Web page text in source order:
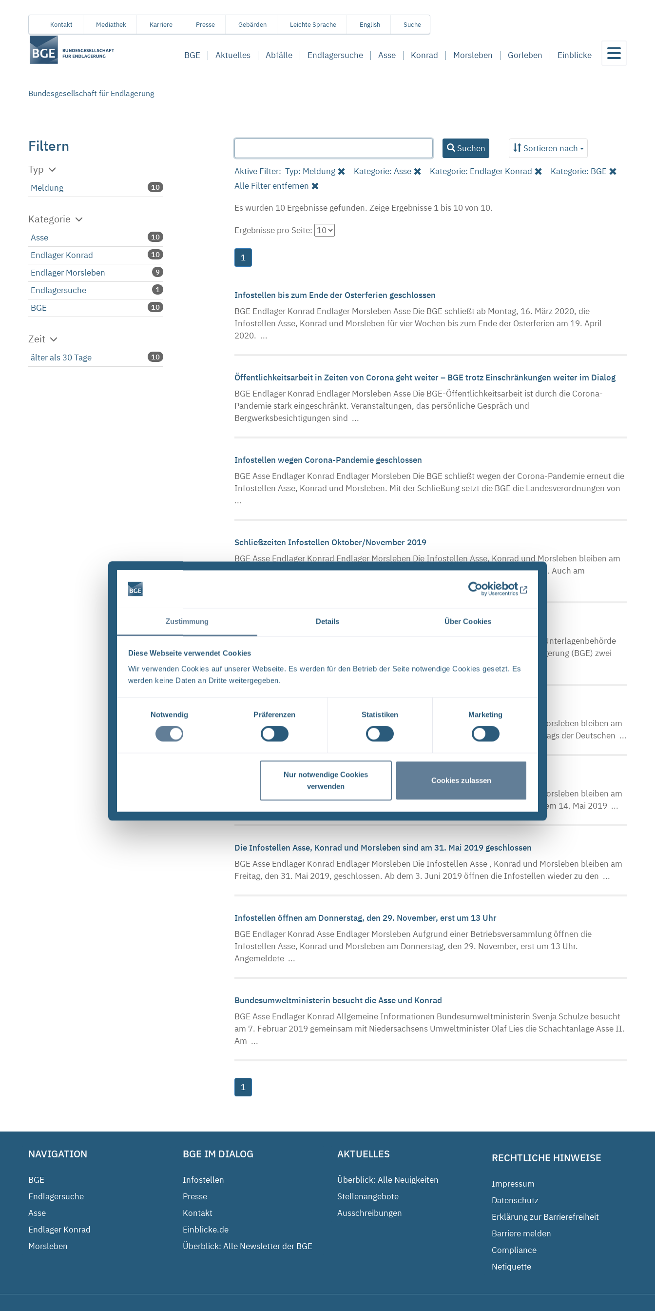
Zustimmung Details Über Cookies
Diese Webseite verwendet Cookies
Wir verwenden Cookies auf unserer Webseite. Es werden für den Betrieb der Seite notwendige Cookies gesetzt. Es
werden keine Daten an Dritte weitergegeben.
Notwendig
Präferenzen Statistiken Marketing
Nur notwendige Cookies
verwenden
Cookies zulassen
InhaltsbereichKontakt Mediathek Karriere Presse Gebärden Leichte Sprache English Suche
BGE Aktuelles Abfälle Endlagersuche Asse Konrad Morsleben Gorleben Einblicke
Bundesgesellschaft für Endlagerung
Suchen Sortieren nach
Filtern
Typ
Meldung 10
Kategorie
Asse 10
Endlager Konrad 10
Endlager Morsleben 9
Endlagersuche 1
BGE 10
Zeit
älter als 30 Tage 10
Aktive Filter: Typ: Meldung Kategorie: Asse Kategorie: Endlager Konrad
Kategorie: BGE
Alle Filter entfernen
Es wurden 10 Ergebnisse gefunden. Zeige Ergebnisse 1 bis 10 von 10.
Ergebnisse pro Seite:
1
Infostellen bis zum Ende der Osterferien geschlossen
BGE Endlager Konrad Endlager Morsleben Asse Die BGE schließt ab Montag, 16. März 2020, die
Infostellen Asse, Konrad und Morsleben für vier Wochen bis zum Ende der Osterferien am 19. April
2020. ...
Öffentlichkeitsarbeit in Zeiten von Corona geht weiter – BGE trotz Einschränkungen weiter im Dialog
BGE Endlager Konrad Endlager Morsleben Asse Die BGE-Öffentlichkeitsarbeit ist durch die Corona-
Pandemie stark eingeschränkt. Veranstaltungen, das persönliche Gespräch und
Bergwerksbesichtigungen sind ...
Infostellen wegen Corona-Pandemie geschlossen
BGE Asse Endlager Konrad Endlager Morsleben Die BGE schließt wegen der Corona-Pandemie erneut die
Infostellen Asse, Konrad und Morsleben. Mit der Schließung setzt die BGE die Landesverordnungen von
...
Schließzeiten Infostellen Oktober/November 2019
BGE Asse Endlager Konrad Endlager Morsleben Die Infostellen Asse, Konrad und Morsleben bleiben am
Mittwoch, den 23. Oktober 2019 aufgrund einer internen Veranstaltung geschlossen. Auch am
Neugier, Skepsis, Verständnis und viele Fragen
BGE Endlager Konrad Endlager Morsleben Endlagersuche Asse Zwischen der Stasi-Unterlagenbehörde
und dem Bundesamt für Strahlenschutz (BfS) hat die Bundesgesellschaft für Endlagerung (BGE) zwei
Tage ...
BGE Asse Endlager Konrad Endlager Morsleben Die Infostellen Asse , Konrad und Morsleben bleiben am
Donnerstag, den 3. Oktober 2019, und Freitag, den 4. Oktober 2019, aufgrund des Tags der Deutschen ...
Die Infostellen Asse, Konrad und Morsleben sind am 13. Mai 2019 geschlossen
BGE Asse Endlager Konrad Endlager Morsleben Die Infostellen Asse , Konrad und Morsleben bleiben am
Montag, den 13. Mai 2019 aufgrund einer internen Veranstaltung geschlossen. Ab dem 14. Mai 2019 ...
Die Infostellen Asse, Konrad und Morsleben sind am 31. Mai 2019 geschlossen
BGE Asse Endlager Konrad Endlager Morsleben Die Infostellen Asse , Konrad und Morsleben bleiben am
Freitag, den 31. Mai 2019, geschlossen. Ab dem 3. Juni 2019 öffnen die Infostellen wieder zu den ...
Infostellen öffnen am Donnerstag, den 29. November, erst um 13 Uhr
BGE Endlager Konrad Asse Endlager Morsleben Aufgrund einer Betriebsversammlung öffnen die
Infostellen Asse, Konrad und Morsleben am Donnerstag, den 29. November, erst um 13 Uhr.
Angemeldete ...
Bundesumweltministerin besucht die Asse und Konrad
BGE Asse Endlager Konrad Allgemeine Informationen Bundesumweltministerin Svenja Schulze besucht
am 7. Februar 2019 gemeinsam mit Niedersachsens Umweltminister Olaf Lies die Schachtanlage Asse II.
Am ...
1
NAVIGATION
BGE
Endlagersuche
Asse
Endlager Konrad
Morsleben
BGE IM DIALOG
Infostellen
Presse
Kontakt
Einblicke.de
Überblick: Alle Newsletter der BGE
AKTUELLES
Überblick: Alle Neuigkeiten
Stellenangebote
Ausschreibungen
RECHTLICHE HINWEISE
Impressum
Datenschutz
Erklärung zur Barrierefreiheit
Barriere melden
Compliance
Netiquette